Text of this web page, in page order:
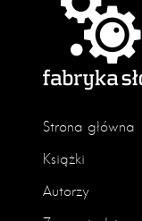
Strona główna
Książki
Autorzy